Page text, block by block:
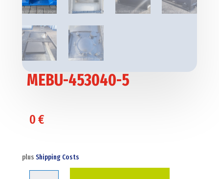
MEBU-453040-5
0€
plus Shipping Costs